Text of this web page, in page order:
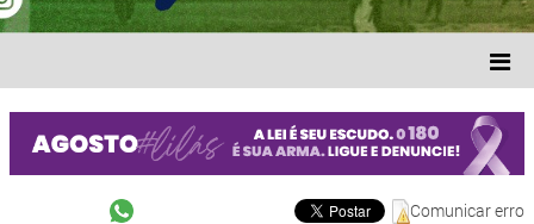
Comunicar erro